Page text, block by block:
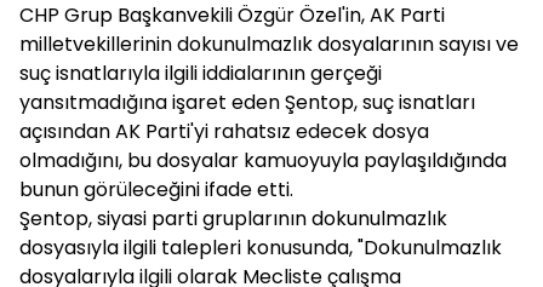
CHP Grup Başkanvekili Özgür Özel'in, AK Parti
milletvekillerinin dokunulmazlık dosyalarının sayısı ve
suç isnatlarıyla ilgili iddialarının gerçeği
yansıtmadığına işaret eden Şentop, suç isnatları
açısından AK Parti'yi rahatsız edecek dosya
olmadığını, bu dosyalar kamuoyuyla paylaşıldığında
bunun görüleceğini ifade etti.
Şentop, siyasi parti gruplarının dokunulmazlık
dosyasıyla ilgili talepleri konusunda, "Dokunulmazlık
dosyalarıyla ilgili olarak Mecliste çalışma